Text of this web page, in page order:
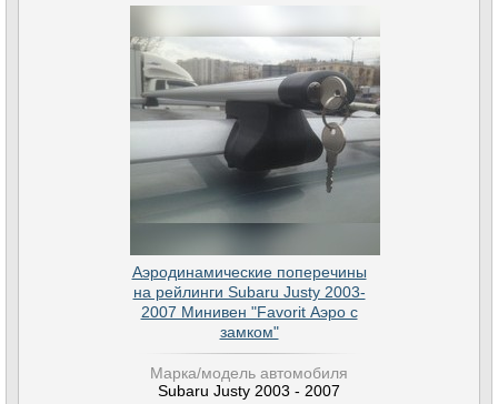
Аэродинамические поперечины
на рейлинги Subaru Justy 2003-
2007 Минивен "Favorit Аэро с
замком"
Марка/модель автомобиля
Subaru Justy 2003 - 2007